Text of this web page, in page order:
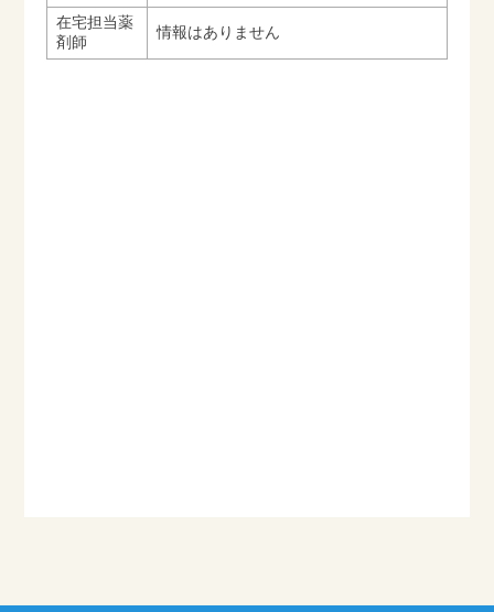
在宅担当薬
剤師
情報はありません